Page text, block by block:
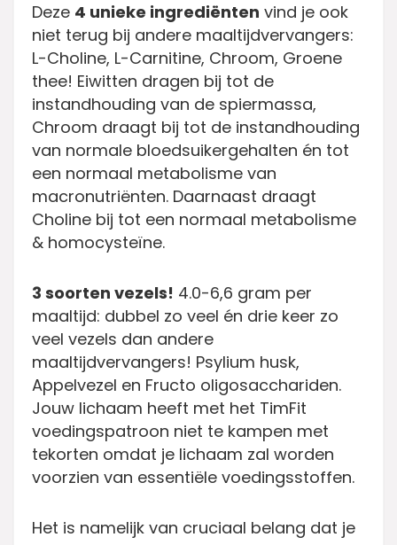
Deze 4 unieke ingrediënten vind je ook
niet terug bij andere maaltijdvervangers:
L-Choline, L-Carnitine, Chroom, Groene
thee! Eiwitten dragen bij tot de
instandhouding van de spiermassa,
Chroom draagt bij tot de instandhouding
van normale bloedsuikergehalten én tot
een normaal metabolisme van
macronutriënten. Daarnaast draagt
Choline bij tot een normaal metabolisme
& homocysteïne.
3 soorten vezels! 4.0-6,6 gram per
maaltijd: dubbel zo veel én drie keer zo
veel vezels dan andere
maaltijdvervangers! Psylium husk,
Appelvezel en Fructo oligosacchariden.
Jouw lichaam heeft met het TimFit
voedingspatroon niet te kampen met
tekorten omdat je lichaam zal worden
voorzien van essentiële voedingsstoffen.
Het is namelijk van cruciaal belang dat je